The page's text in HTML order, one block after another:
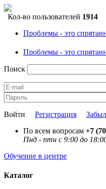
Кол-во пользователей 1914
Проблемы - это
Проблемы - это
Поиск
Войти Регистрация
По всем вопросам +7
Пнд - птн с 9:00 до
Обучение в центре
Каталог